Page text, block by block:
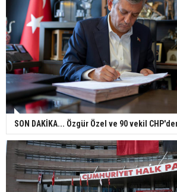
SON DAKİKA... Özgür Özel ve 90 vekil